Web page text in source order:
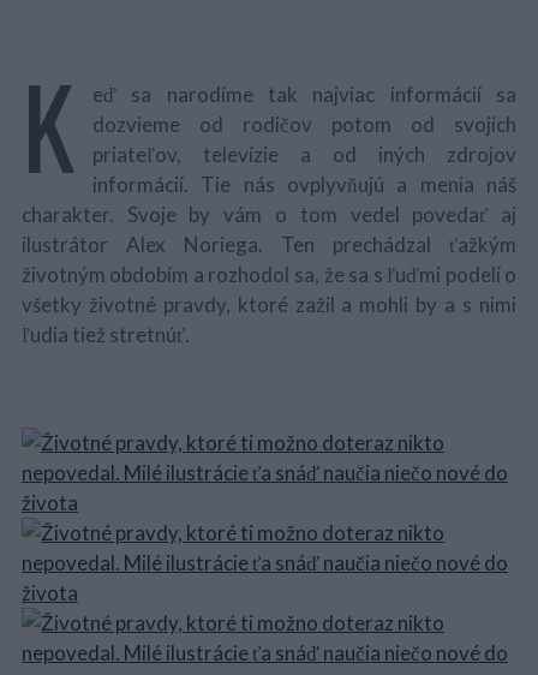
K
eď sa narodíme tak najviac informácií sa
dozvieme od rodičov potom od svojich
priateľov, televízie a od iných zdrojov
informácií. Tie nás ovplyvňujú a menia náš
charakter. Svoje by vám o tom vedel povedať aj
ilustrátor Alex Noriega. Ten prechádzal ťažkým
životným obdobím a rozhodol sa, že sa s ľuďmi podelí o
všetky životné pravdy, ktoré zažil a mohli by a s nimi
ľudia tiež stretnúť.